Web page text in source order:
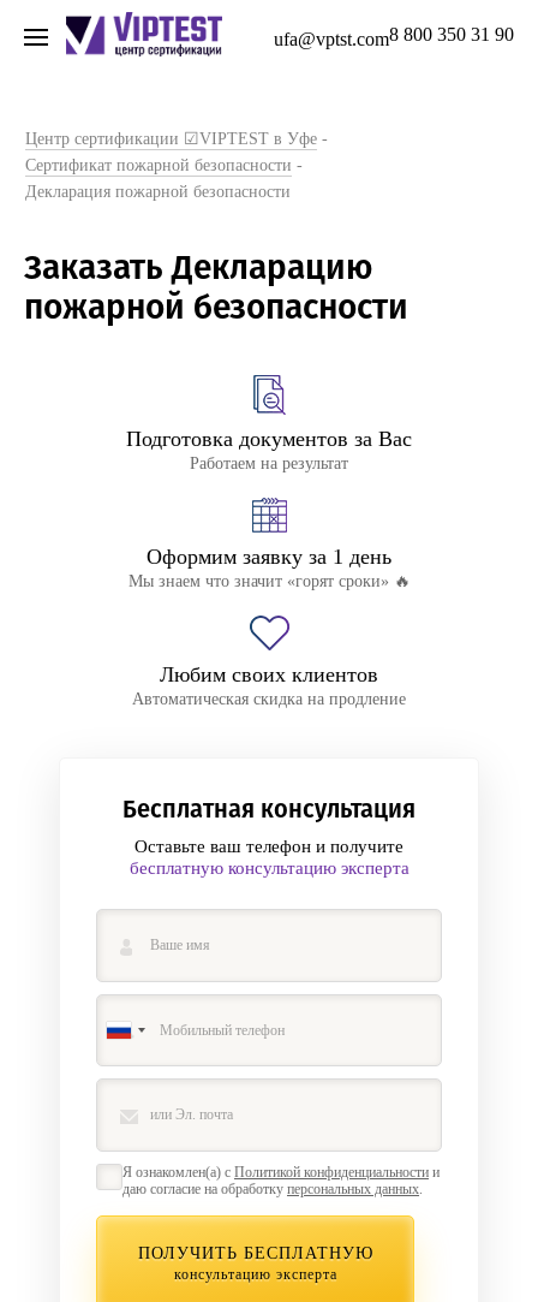
8 800 350 31 90
ufa@vptst.com
Центр сертификации ☑VIPTEST в Уфе -
Сертификат пожарной безопасности -
Декларация пожарной безопасности
Заказать Декларацию
пожарной безопасности
Подготовка документов за Вас
Работаем на результат
Оформим заявку за 1 день
Мы знаем что значит «горят сроки» 🔥
Любим своих клиентов
Автоматическая скидка на продление
Бесплатная консультация
Оставьте ваш телефон и получите
бесплатную консультацию эксперта
Я ознакомлен(а) с Политикой конфиденциальности и
даю согласие на обработку персональных данных
ПОЛУЧИТЬ БЕСПЛАТНУЮ
консультацию эксперта